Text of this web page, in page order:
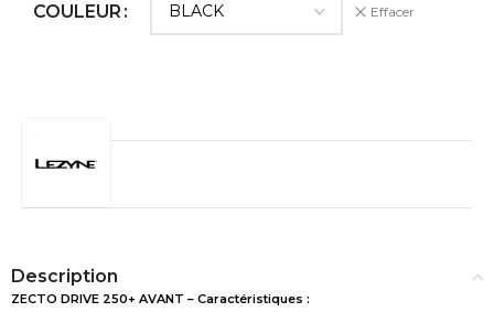
COULEUR Effacer
Description
ZECTO DRIVE 250+ AVANT – Caractéristiques :